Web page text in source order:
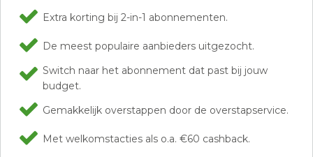
Extra korting bij 2-in-1 abonnementen.
De meest populaire aanbieders uitgezocht.
Switch naar het abonnement dat past bij jouw
budget.
Gemakkelijk overstappen door de overstapservice.
Met welkomstacties als o.a. €60 cashback.